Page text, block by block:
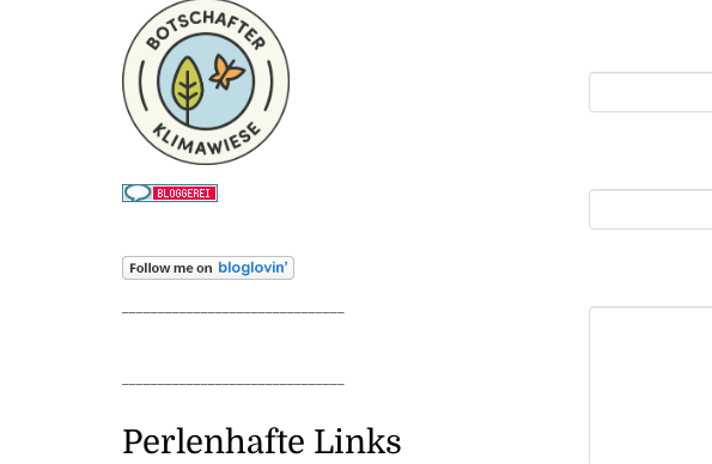
Perlenhafte Links